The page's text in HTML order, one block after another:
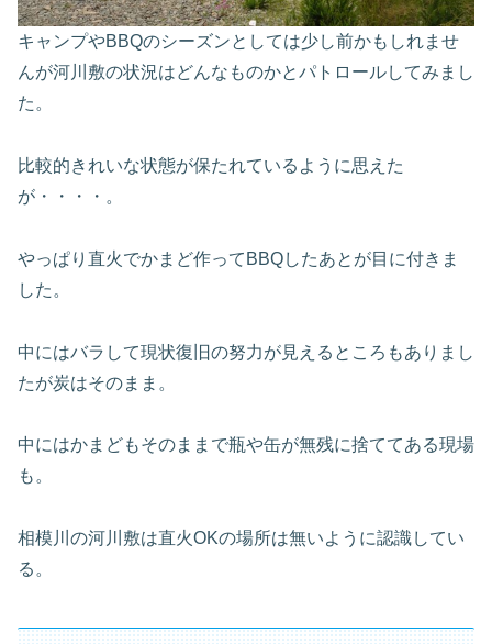
キャンプやBBQのシーズンとしては少し前かもしれませ
んが河川 敷の状況はどんなものかとパトロールしてみまし
た。
比較的きれいな状態が保たれているように思えた
が・・・・。
やっぱり直火でかまど作ってBBQしたあとが目に付きま
した 。
中にはバラして現状復旧の努力が見えるところもありまし
たが炭はそのまま。
中にはかまどもそのままで瓶や缶が無残に捨ててある現場
も。
相模川の河川敷は直火OKの場所は無いように認識してい
る。